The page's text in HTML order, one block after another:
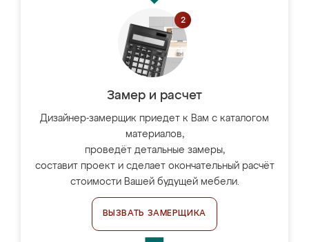
Замер и расчет
Дизайнер-замерщик приедет к Вам с каталогом
материалов,
проведёт детальные замеры,
составит проект и сделает окончательный расчёт
стоимости Вашей будущей мебели.
ВЫЗВАТЬ ЗАМЕРЩИКА